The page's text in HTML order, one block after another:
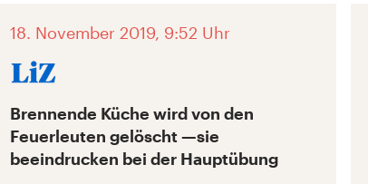
18. November 2019, 9:52 Uhr
Brennende Küche wird von den
Feuerleuten gelöscht —sie
beeindrucken bei der Hauptübung